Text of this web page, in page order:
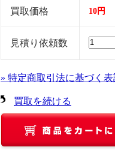
買取価格 10円
見積り依頼数
» 特定商取引法に基づく
買取を続ける